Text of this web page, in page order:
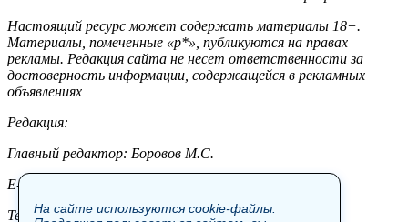
Настоящий ресурс может содержать материалы 18+.
Материалы, помеченные «р*», публикуются на правах
рекламы. Редакция сайта не несет ответственности за
достоверность информации, содержащейся в рекламных
объявлениях
Редакция:
Главный редактор: Боровов М.С.
E-mail: site@vestnik.net, reb.msk@yandex.ru
Тел.: +7 (921) 720-00-97
На сайте используются cookie-файлы.